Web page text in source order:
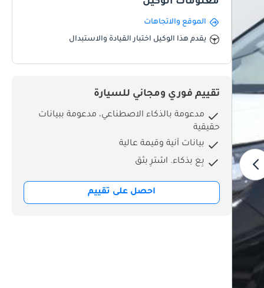
الموقع والاتجاهات
يقدم هذا الوكيل اختبار القيادة والاستبدال
تقييم فوري ومجاني للسيارة
مدعومة بالذكاء الاصطناعي، مدعومة ببيانات
حقيقية
بيانات آنية وقيمة عالية
بِع بذكاء. اشترِ بثق
احصل على تقييم